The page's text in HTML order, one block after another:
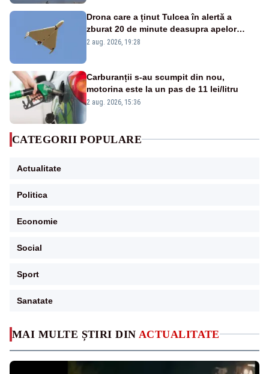
MAI MULTE ȘTIRI DIN ACTUALITATE
Drona care a ținut Tulcea în alertă a
zburat 20 de minute deasupra apelor
României. Au fost ridicate două F-16
2 aug. 2026, 19:28
Carburanții s-au scumpit din nou,
motorina este la un pas de 11 lei/litru
2 aug. 2026, 15:36
CATEGORII POPULARE
Actualitate
Politica
Economie
Social
Sport
Sanatate